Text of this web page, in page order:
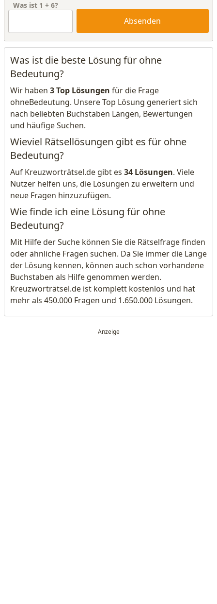
Was ist 1 + 6?
Absenden
Was ist die beste Lösung für ohne
Bedeutung?
Wir haben 3 Top Lösungen für die Frage
ohneBedeutung. Unsere Top Lösung generiert sich
nach beliebten Buchstaben Längen, Bewertungen
und häufige Suchen.
Wieviel Rätsellösungen gibt es für ohne
Bedeutung?
Auf Kreuzworträtsel.de gibt es 34 Lösungen. Viele
Nutzer helfen uns, die Lösungen zu erweitern und
neue Fragen hinzuzufügen.
Wie finde ich eine Lösung für ohne
Bedeutung?
Mit Hilfe der Suche können Sie die Rätselfrage finden
oder ähnliche Fragen suchen. Da Sie immer die Länge
der Lösung kennen, können auch schon vorhandene
Buchstaben als Hilfe genommen werden.
Kreuzworträtsel.de ist komplett kostenlos und hat
mehr als 450.000 Fragen und 1.650.000 Lösungen.